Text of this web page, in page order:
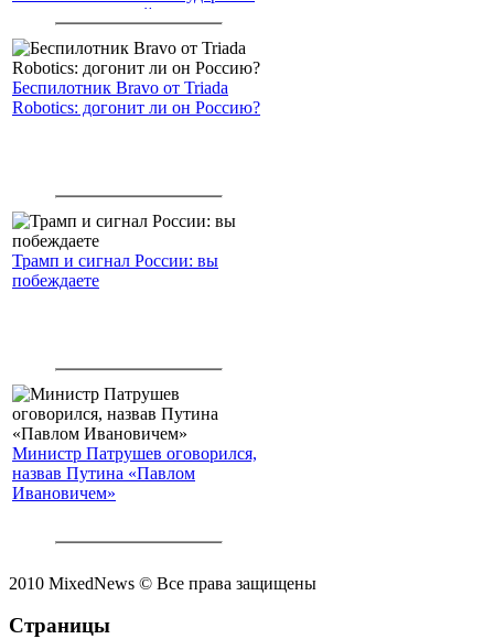
американским войскам
Беспилотник Bravo от Triada
Robotics: догонит ли он Россию?
Трамп и сигнал России: вы
побеждаете
Министр Патрушев оговорился,
назвав Путина «Павлом
Ивановичем»
2010 MixedNews © Все права защищены
Страницы